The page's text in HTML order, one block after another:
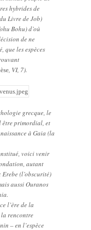
hybrides de
Livre de Job)
Bohu) d’où
de ne
que les espèces
, VI, 7).
grecque, le
être primordial, et
à Gaia (la
voici venir
autant
(l’obscurité)
aussi Ouranos
l’ère de la
rencontre
– en l’espèce